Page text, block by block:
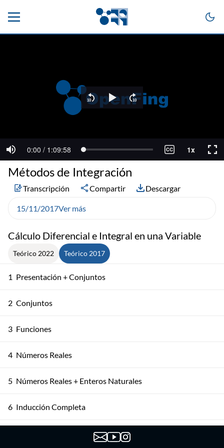
Cálculo Diferencial e Integral en una Variable
Teórico 2022 Teórico 2017
1 Presentación + Conjuntos
2 Conjuntos
3 Funciones
4 Números Reales
5 Números Reales + Enteros Naturales
6 Inducción Completa
Los Conjuntos ℤ y ℚ + Axioma de Completitud
Métodos de Integración
Transcripción Compartir Descargar
15/11/2017Ver más